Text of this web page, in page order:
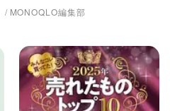
MONOQLO編集部